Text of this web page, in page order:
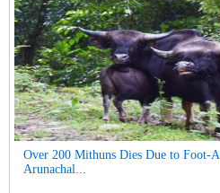
Over 200 Mithuns Dies Due to Foot-
Arunachal...